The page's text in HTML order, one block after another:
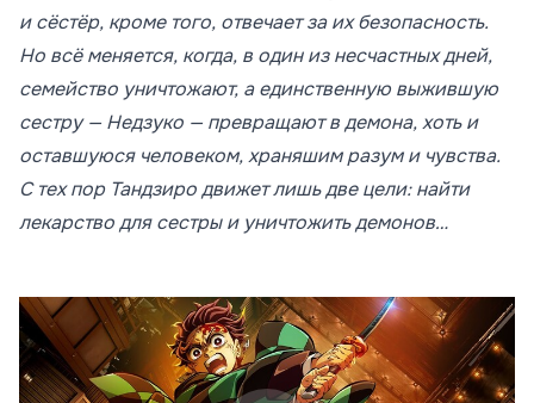
и сёстёр, кроме того, отвечает за их безопасность.
Но всё меняется, когда, в один из несчастных дней,
семейство уничтожают, а единственную выжившую
сестру — Недзуко — превращают в демона, хоть и
оставшуюся человеком, храняшим разум и чувства.
С тех пор Тандзиро движет лишь две цели: найти
лекарство для сестры и уничтожить демонов…